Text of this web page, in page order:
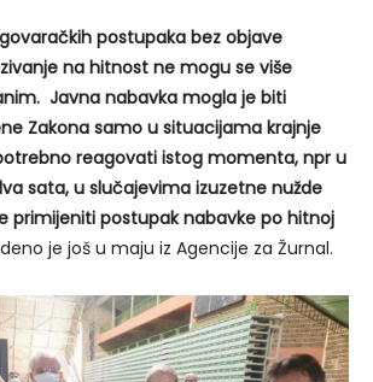
postupaka bez objave
na hitnost ne mogu se više
Javna nabavka mogla je biti
Zakona samo u situacijama krajnje
reagovati istog momenta, npr u
sata, u slučajevima izuzetne nužde
primijeniti postupak nabavke po hitnoj
je još u maju iz Agencije za Žurnal.